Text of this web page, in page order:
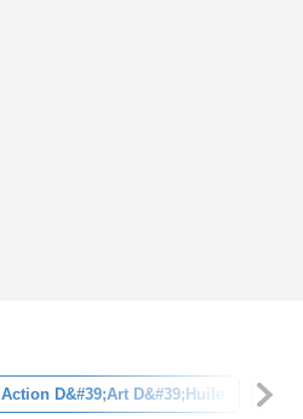
Action D&#39;art D&#39;huile